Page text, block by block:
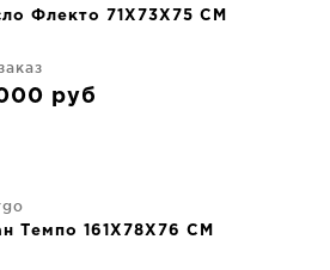
Флекто 71X73X75 CM
руб
Темпо 161X78X76 CM